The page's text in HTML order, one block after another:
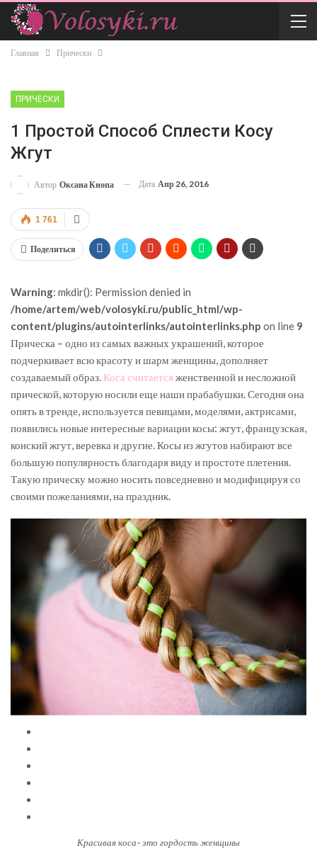
Главная Прически
ПРИЧЕСКИ
1 Простой Способ Сплести Косу
Жгут
Автор Оксана Кнопа Дата Апр 26, 2016
1 761
Поделиться
Warning: mkdir(): Permission denied in
/home/artem/web/volosyki.ru/public_html/wp-
content/plugins/autointerlinks/autointerlinks.php on line 9
Прическа – одно из самых важных украшений, которое
подчеркивает всю красоту и шарм женщины, дополняет
создаваемый образ. Коса считается женственной и несложной
прической, которую носили еще наши прабабушки. Сегодня она
опять в тренде, используется певицами, моделями, актрисами,
появились новые интересные вариации косы: жгут, французская,
конский жгут, веревка и другие. Косы из жгутов набирают все
большую популярность благодаря виду и простоте плетения.
Такую прическу можно носить повседневно и модифицируя со
своими пожеланиями, на праздник.
Красивая коса- это гордость женщины